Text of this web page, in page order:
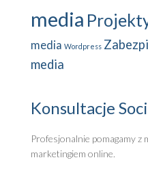
media
media Wordpress
media
Konsultacje
Profesjonalnie pomagamy z
marketingiem online.